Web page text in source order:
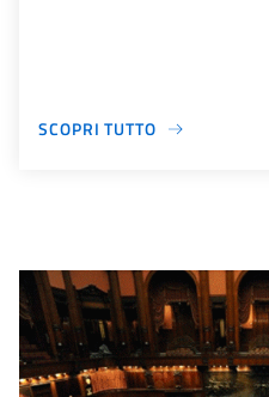
SCOPRI TUTTO